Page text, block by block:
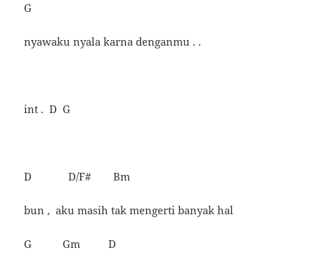
G
nyawaku nyala karna denganmu . .
int . D G
D D/F# Bm
bun , aku masih tak mengerti banyak hal
G Gm D